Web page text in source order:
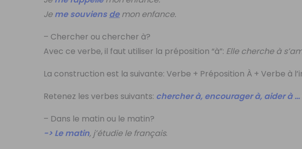
Jeme souviens demon enfance.
– Chercher ou chercher à?
Avec ce verbe, il faut utiliser la préposition “à”: Elle cherche à
La construction est la suivante: Verbe + Préposition À + Verbe à
Retenez les verbes suivants: chercher à, encourager à, aider à …
– Dans le matin ou le matin?
-> Le matin, j’étudie le français.